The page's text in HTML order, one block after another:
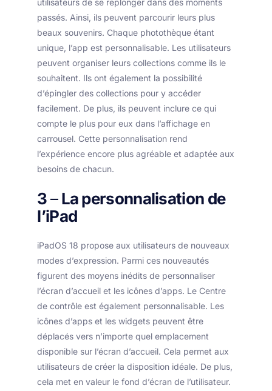
utilisateurs de se replonger dans des moments
passés. Ainsi, ils peuvent parcourir leurs plus
beaux souvenirs. Chaque photothèque étant
unique, l’app est personnalisable. Les utilisateurs
peuvent organiser leurs collections comme ils le
souhaitent. Ils ont également la possibilité
d’épingler des collections pour y accéder
facilement. De plus, ils peuvent inclure ce qui
compte le plus pour eux dans l’affichage en
carrousel. Cette personnalisation rend
l’expérience encore plus agréable et adaptée aux
besoins de chacun.
3–La personnalisation de
l’iPad
iPadOS 18 propose aux utilisateurs de nouveaux
modes d’expression. Parmi ces nouveautés
figurent des moyens inédits de personnaliser
l’écran d’accueil et les icônes d’apps. Le Centre
de contrôle est également personnalisable. Les
icônes d’apps et les widgets peuvent être
déplacés vers n’importe quel emplacement
disponible sur l’écran d’accueil. Cela permet aux
utilisateurs de créer la disposition idéale. De plus,
cela met en valeur le fond d’écran de l’utilisateur.